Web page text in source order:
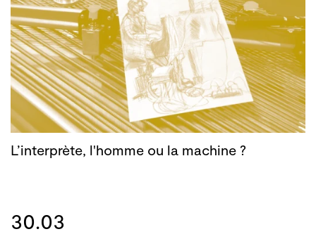
L’interprète, l'homme ou la machine ?
30.03